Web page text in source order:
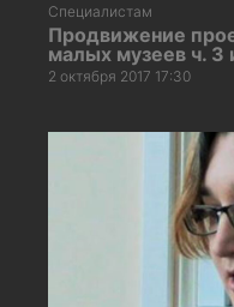
Специалистам
Продвижение
малых музеев ч. 3
2 октября 2017 17:30